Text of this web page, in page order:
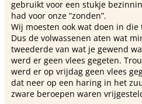
gebruikt voor een stukje
had voor onze “zonden”.
Wij moesten ook wat doen in
Dus de volwassenen aten wat
tweederde van wat je gewend
werd er geen vlees gegeten.
werd er op vrijdag geen vlees
dat neer op een haring in het
zware beroepen waren